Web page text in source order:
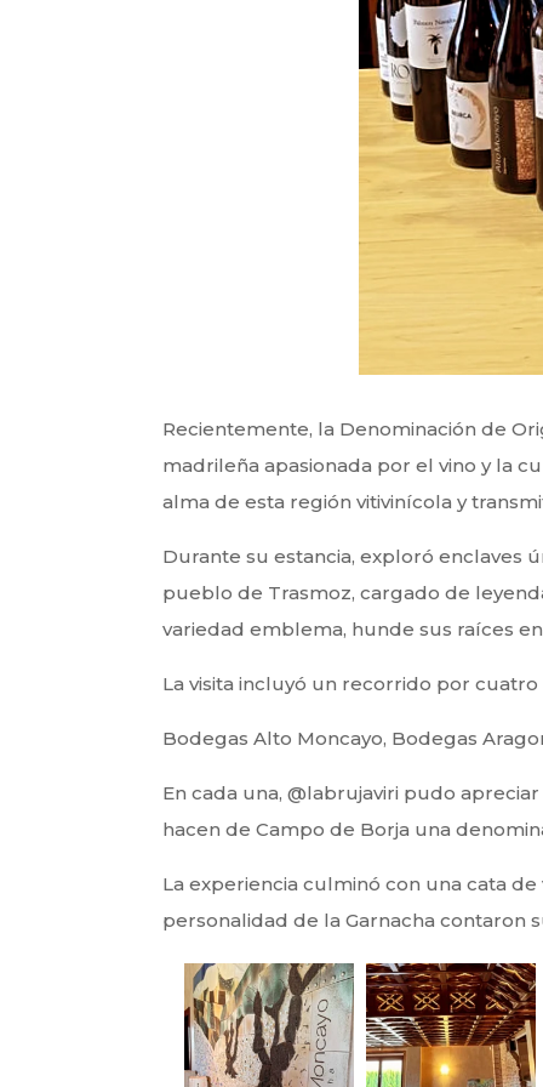
Recientemente, la Denominación de
madrileña apasionada por el vino y la
alma de esta región vitivinícola y
Durante su estancia, exploró enclaves
pueblo de Trasmoz, cargado de
variedad emblema, hunde sus raíces
La visita incluyó un recorrido por
Bodegas Alto Moncayo, Bodegas
En cada una, @labrujaviri pudo
hacen de Campo de Borja una
La experiencia culminó con una cata
personalidad de la Garnacha contaron